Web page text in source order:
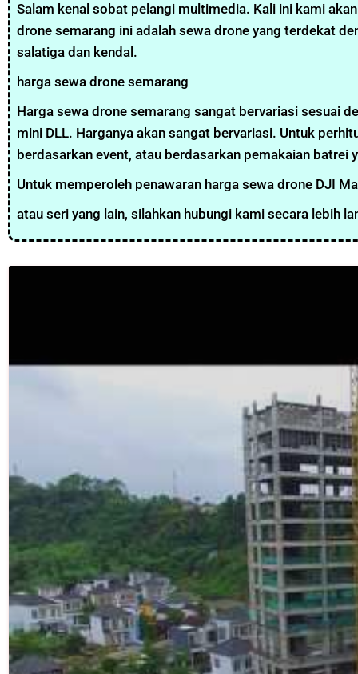
Salam kenal sobat pelangi multimedia. Kali ini kami
drone semarang ini adalah sewa drone yang terdekat
salatiga dan kendal.
harga sewa drone semarang
Harga sewa drone semarang sangat bervariasi sesuai
mini DLL. Harganya akan sangat bervariasi. Untuk
berdasarkan event, atau berdasarkan pemakaian batrei
Untuk memperoleh penawaran harga sewa drone DJI
atau seri yang lain, silahkan hubungi kami secara lebih